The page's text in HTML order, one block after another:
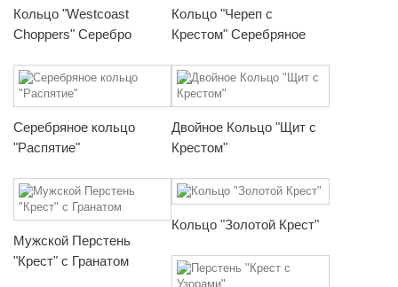
Кольцо "Westcoast
Choppers" Серебро
Кольцо "Череп с
Крестом" Серебряное
Серебряное кольцо
"Распятие"
Двойное Кольцо "Щит с
Крестом"
Мужской Перстень
"Крест" с Гранатом
Кольцо "Золотой Крест"